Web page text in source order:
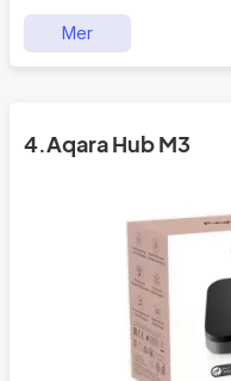
användare och äger en
val. Med hundratals
Mer
4.Aqara Hub M3